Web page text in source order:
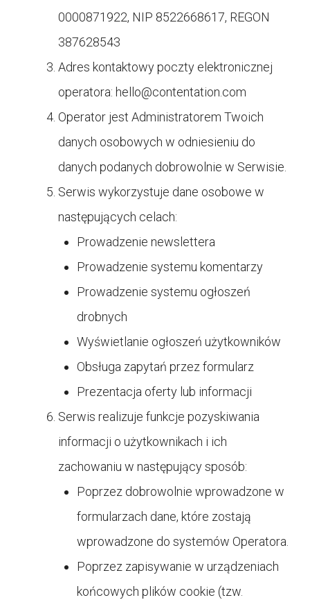
0000871922, NIP 8522668617, REGON
387628543
Adres kontaktowy poczty elektronicznej
operatora: hello@contentation.com
Operator jest Administratorem Twoich
danych osobowych w odniesieniu do
danych podanych dobrowolnie w Serwisie.
Serwis wykorzystuje dane osobowe w
następujących celach:
Prowadzenie newslettera
Prowadzenie systemu komentarzy
Prowadzenie systemu ogłoszeń
drobnych
Wyświetlanie ogłoszeń użytkowników
Obsługa zapytań przez formularz
Prezentacja oferty lub informacji
Serwis realizuje funkcje pozyskiwania
informacji o użytkownikach i ich
zachowaniu w następujący sposób:
Poprzez dobrowolnie wprowadzone w
formularzach dane, które zostają
wprowadzone do systemów Operatora.
Poprzez zapisywanie w urządzeniach
końcowych plików cookie (tzw.